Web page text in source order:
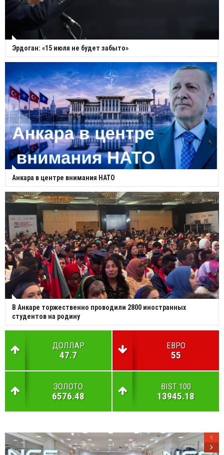
Эрдоган: «15 июля не будет забыто»
Анкара в центре внимания НАТО
В Анкаре торжественно проводили 2800 иностранных
студентов на родину
ДОЛЛАР
47.7
ЕВРО
55
ЗОЛОТО
6576.48
BIST 100
13945.18